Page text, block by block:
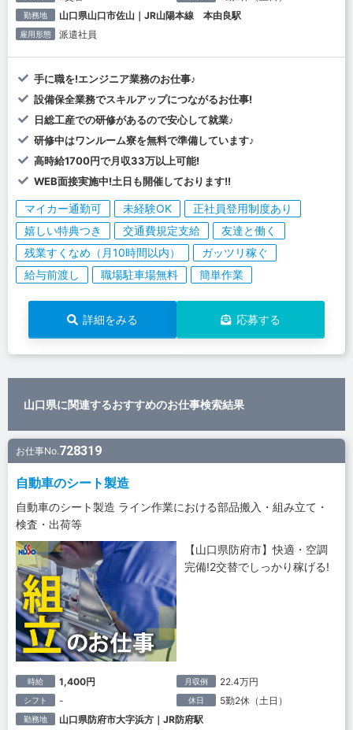
勤務地 山口県山口市佐山｜JR山陽本線 本由良駅
雇用形態 派遣社員
手に職を!エンジニア業務のお仕事♪
設備保全業務でスキルアップにつながるお仕事!
日総工産での研修があるので安心して就業♪
研修中はワンルーム寮を無料で準備しています♪
高時給1700円で月収33万以上可能!
WEB面接実施中!土日も開催しております!!
マイカー通勤可 未経験OK
正社員登用制度あり
嬉しい特典つき
交通費規定支給
友達と働く
残業すくなめ（月10時間以内）
ガッツリ稼ぐ
給与前渡し
職場駐車場無料 簡単作業
詳細をみる 応募する
山口県に関連するおすすめのお仕事検索結果
お仕事No.728319
自動車のシート製造
自動車のシート製造 ライン作業における部品搬入・組み立て・
検査・出荷等
【山口県防府市】快適・空調
完備!2交替でしっかり稼げる!
時給 1,400円 月収例 22.4万円
シフト - 休日 5勤2休（土日）
勤務地 山口県防府市大字浜方｜JR防府駅